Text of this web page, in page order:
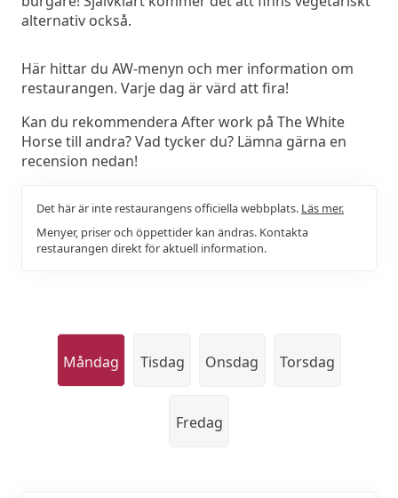
alternativ också.
Här hittar du AW-menyn och mer information om
restaurangen. Varje dag är värd att fira!
Kan du rekommendera After work på The White
Horse till andra? Vad tycker du? Lämna gärna en
recension nedan!
Det här är inte restaurangens officiella webbplats. Läs mer.
Menyer, priser och öppettider kan ändras. Kontakta
restaurangen direkt för aktuell information.
Måndag Tisdag Onsdag Torsdag
Fredag